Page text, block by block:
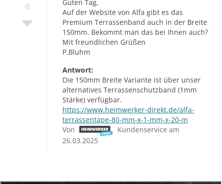
0
Guten Tag,
Auf der Website von Alfa gibt es das
Premium Terrassenband auch in der Breite
150mm. Bekommt man das bei Ihnen auch?
Mit freundlichen Grüßen
P.Bluhm
Antwort:
Die 150mm Breite Variante ist über unser
alternatives Terrassenschutzband (1mm
Stärke) verfügbar.
https://www.heimwerker-direkt.de/alfa-
terrassentape-80-mm-x-1-mm-x-20-m
Von
Kundenservice am
26.03.2025